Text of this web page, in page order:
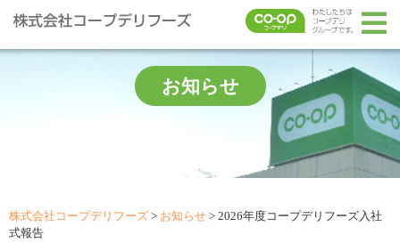
お知らせ
株式会社コープデリフーズ > お知らせ > 2026年度コープデリフーズ入社
式報告